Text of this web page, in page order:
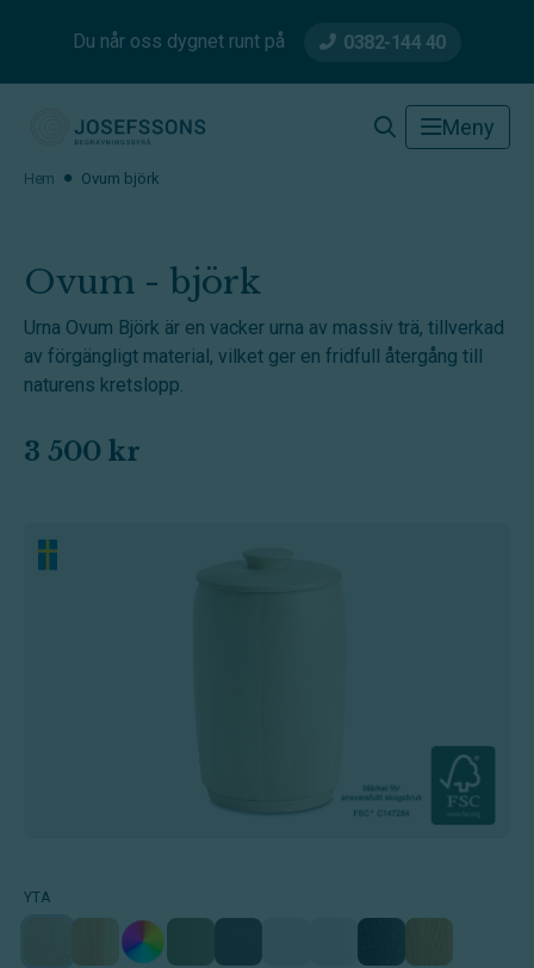
Du når oss dygnet runt på 0382-144 40
Josefssons Begravningsbyrå Meny
Hem Ovum björk
Ovum - björk
Urna Ovum Björk är en vacker urna av massiv trä, tillverkad
av förgängligt material, vilket ger en fridfull återgång till
naturens kretslopp.
3 500 kr
YTA